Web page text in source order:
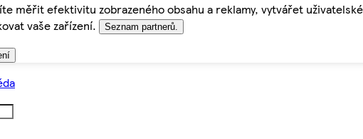
měřit efektivitu zobrazeného obsahu a reklamy, vytvářet
vaše zařízení.
Seznam partnerů.